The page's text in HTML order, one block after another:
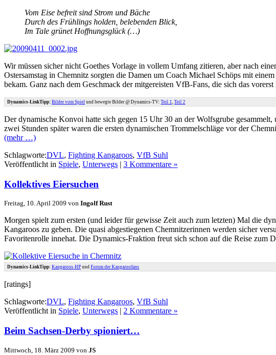
Vom Eise befreit sind Strom und Bäche
Durch des Frühlings holden, belebenden Blick,
Im Tale grünet Hoffnungsglück (…)
Wir müssen sicher nicht Goethes Vorlage in vollem Umfang zitieren, aber nach
Ostersamstag in Chemnitz sorgten die Damen um Coach Michael Schöps mit
bekam. Ganz nach dem Geschmack der mitgereisten VfB-Fans, die sich das
Dynamics-LinkTipp: Bilder vom Spiel und bewegte Bilder @ Dynamics-TV: Teil 1 Teil 2
Der dynamische Konvoi hatte sich gegen 15 Uhr 30 an der Wolfsgrube
zwei Stunden später waren die ersten dynamischen Trommelschläge vor der
(mehr …)
Schlagworte:DVL, Fighting Kangaroos, VfB Suhl
Veröffentlicht in Spiele, Unterwegs | 3 Kommentare »
Kollektives Eiersuchen
Freitag, 10. April 2009 von Ingolf Rust
Morgen spielt zum ersten (und leider für gewisse Zeit auch zum letzten) Mal die
Kangaroos zu geben. Die quasi abgestiegenen Chemnitzerinnen werden sicher
Favoritenrolle innehat. Die Dynamics-Fraktion freut sich schon auf die Reise zum
Dynamics-LinkTipp: Kangaroos-HP und Forum der Kangaroofans
[ratings]
Schlagworte:DVL, Fighting Kangaroos, VfB Suhl
Veröffentlicht in Spiele, Unterwegs | 2 Kommentare »
Beim Sachsen-Derby spioniert…
Mittwoch, 18. März 2009 von JS